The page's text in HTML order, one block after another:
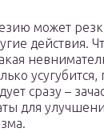
может
действия.
усугубится,
сразу –
для